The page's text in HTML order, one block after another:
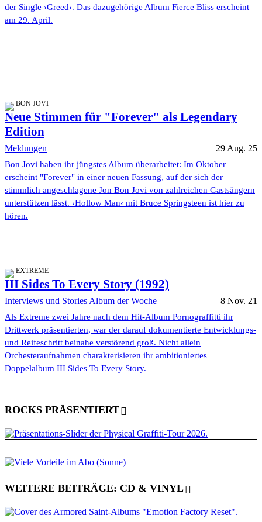
der Single ›Greed‹. Das dazugehörige Album Fierce Bliss erscheint
am 29. April.
BON JOVI
Neue Stimmen für "Forever" als Legendary
Edition
Meldungen 29 Aug. 25
Bon Jovi haben ihr jüngstes Album überarbeitet: Im Oktober
erscheint "Forever" in einer neuen Fassung, auf der sich der
stimmlich angeschlagene Jon Bon Jovi von zahlreichen Gastsängern
unterstützen lässt. ›Hollow Man‹ mit Bruce Springsteen ist hier zu
hören.
EXTREME
III Sides To Every Story (1992)
Interviews und Stories Album der Woche 8 Nov. 21
Als Extreme zwei Jahre nach dem Hit-Album Pornograffitti ihr
Drittwerk präsentierten, war der darauf dokumentierte Entwicklungs-
und Reifeschritt beinahe verstörend groß. Nicht allein
Orchesteraufnahmen charakterisieren ihr ambitioniertes
Doppelalbum III Sides To Every Story.
ROCKS PRÄSENTIERT
WEITERE BEITRÄGE: CD & VINYL